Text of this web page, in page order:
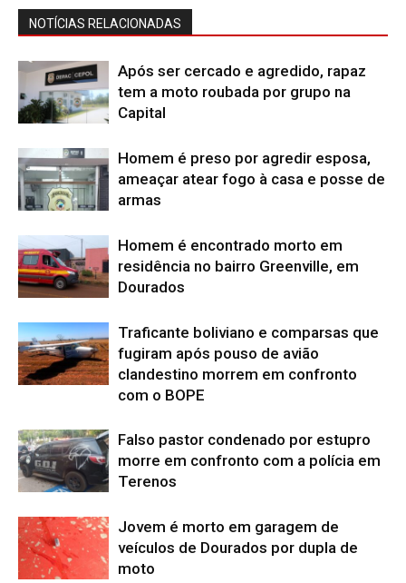
NOTÍCIAS RELACIONADAS
Após ser cercado e agredido, rapaz
tem a moto roubada por grupo na
Capital
Homem é preso por agredir esposa,
ameaçar atear fogo à casa e posse de
armas
Homem é encontrado morto em
residência no bairro Greenville, em
Dourados
Traficante boliviano e comparsas que
fugiram após pouso de avião
clandestino morrem em confronto
com o BOPE
Falso pastor condenado por estupro
morre em confronto com a polícia em
Terenos
Jovem é morto em garagem de
veículos de Dourados por dupla de
moto